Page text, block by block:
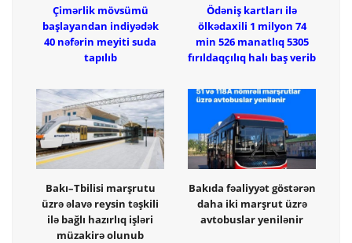
Çimərlik mövsümü
başlayandan indiyədək
40 nəfərin meyiti suda
tapılıb
Ödəniş kartları ilə
ölkədaxili 1 milyon 74
min 526 manatlıq 5305
fırıldaqçılıq halı baş verib
Bakı–Tbilisi marşrutu
üzrə əlavə reysin təşkili
ilə bağlı hazırlıq işləri
müzakirə olunub
Bakıda fəaliyyət göstərən
daha iki marşrut üzrə
avtobuslar yenilənir